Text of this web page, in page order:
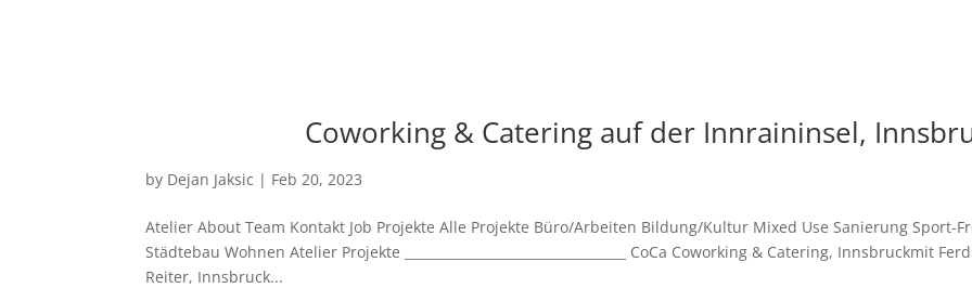
Coworking & Catering auf der Innraininsel,
by Dejan Jaksic | Feb 20, 2023
Atelier About Team Kontakt Job Projekte Alle Projekte Büro/Arbeiten Bildung/Kultur Mixed Use Sanierung Sport-
Städtebau Wohnen Atelier Projekte __________________________________ CoCa Coworking & Catering, Innsbruckmit
Reiter, Innsbruck...